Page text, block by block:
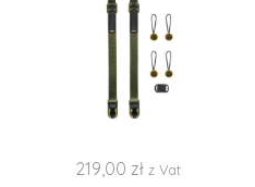
219,00 zł z Vat